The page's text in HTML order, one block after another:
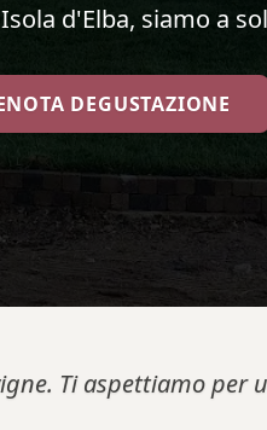
d'Elba, siamo a
DEGUSTAZIONE
Ti aspettiamo